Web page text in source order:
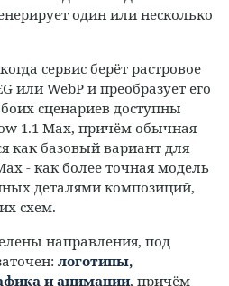
один или несколько
сервис берёт растровое
или WebP и преобразует его
сценариев доступны
1.1 Max, причём обычная
как базовый вариант для
- как более точная модель
деталями композиций,
схем.
направления, под
логотипы,
и анимации, причём